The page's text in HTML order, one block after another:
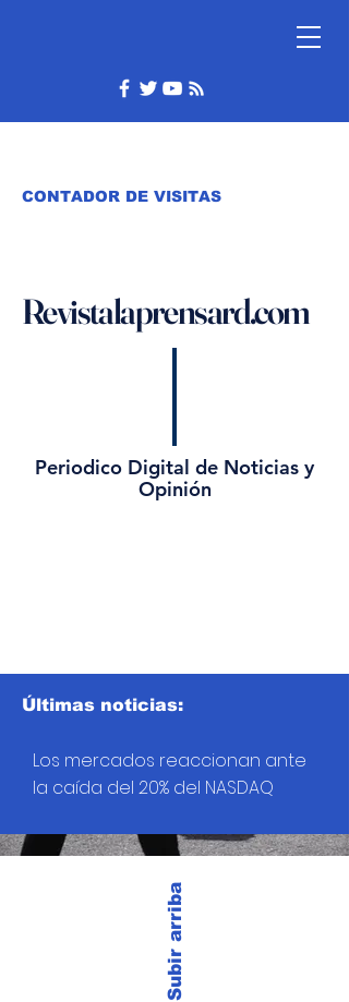
CONTADOR DE VISITAS
Revistalaprensard.com
Periodico Digital de Noticias y
Opinión
Subir arriba
Últimas noticias:
Los mercados reaccionan ante
la caída del 20% del NASDAQ